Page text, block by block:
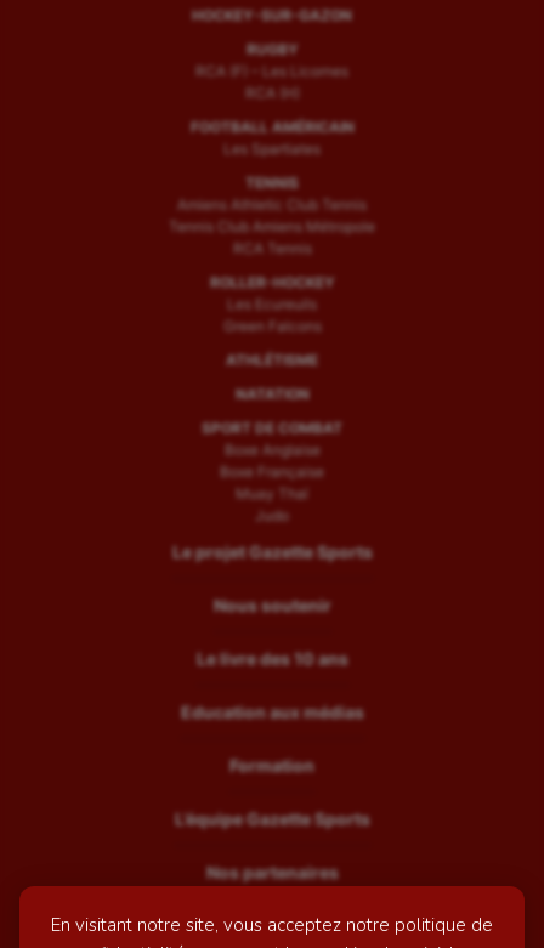
En visitant notre site, vous acceptez notre politique de
HOCKEY-SUR-GAZON
RUGBY
RCA (F) – Les Licornes
RCA (H)
FOOTBALL AMÉRICAIN
Les Spartiates
TENNIS
Amiens Athletic Club Tennis
Tennis Club Amiens Métropole
RCA Tennis
ROLLER-HOCKEY
Les Ecureuils
Green Falcons
ATHLÉTISME
NATATION
SPORT DE COMBAT
Boxe Anglaise
Boxe Française
Muay Thaï
Judo
Le projet Gazette Sports
Nous soutenir
Le livre des 10 ans
Education aux médias
Formation
L’équipe Gazette Sports
Nos partenaires
Recrutement